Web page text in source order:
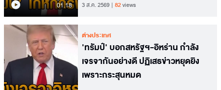
01.18 3 ส.ค. 2569 82views
ต่างประเทศ
'ทรัมป์' บอกสหรัฐฯ-อิหร่าน กำลัง
เจรจากันอย่างดี ปฏิเสธข่าวหยุดยิง
เพราะกระสุนหมด